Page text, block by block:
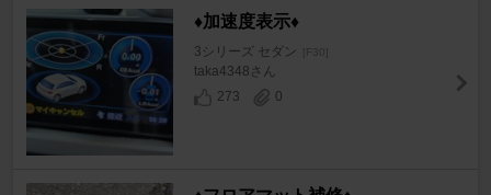
♦️加速度表示♦️
3シリーズ セダン [F30]
taka4348さん
273
0